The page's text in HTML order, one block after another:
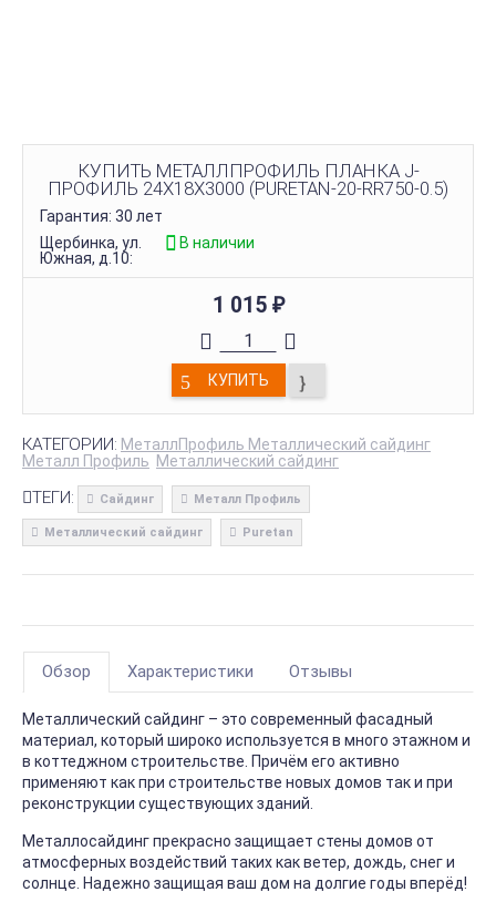
КУПИТЬ МЕТАЛЛПРОФИЛЬ ПЛАНКА J-
ПРОФИЛЬ 24Х18Х3000 (PURETAN-20-RR750-0.5)
Гарантия: 30 лет
Щербинка, ул.
Южная, д.10:
В наличии
1 015 ₽
КУПИТЬ
КАТЕГОРИИ: МеталлПрофиль Металлический сайдинг
Металл Профиль Металлический сайдинг
ТЕГИ: Сайдинг Металл Профиль
Металлический сайдинг Puretan
Обзор Характеристики Отзывы
Металлический сайдинг – это современный фасадный
материал, который широко используется в много этажном и
в коттеджном строительстве. Причём его активно
применяют как при строительстве новых домов так и при
реконструкции существующих зданий.
Металлосайдинг прекрасно защищает стены домов от
атмосферных воздействий таких как ветер, дождь, снег и
солнце. Надежно защищая ваш дом на долгие годы вперёд!